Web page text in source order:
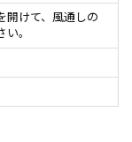
開けて、風通しの
。